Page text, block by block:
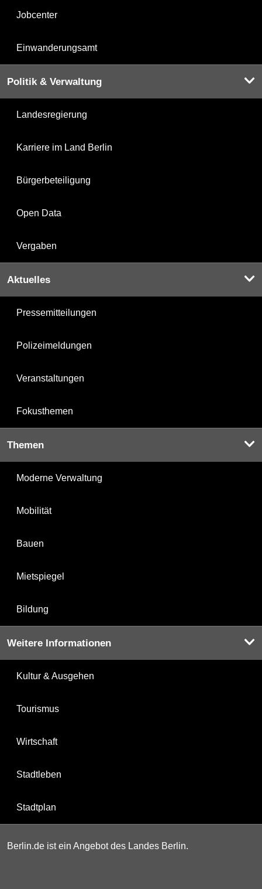
Jobcenter
Einwanderungsamt
Politik & Verwaltung
Landesregierung
Karriere im Land Berlin
Bürgerbeteiligung
Open Data
Vergaben
Aktuelles
Pressemitteilungen
Polizeimeldungen
Veranstaltungen
Fokusthemen
Themen
Moderne Verwaltung
Mobilität
Bauen
Mietspiegel
Bildung
Weitere Informationen
Kultur & Ausgehen
Tourismus
Wirtschaft
Stadtleben
Stadtplan
Berlin.de ist ein Angebot des Landes Berlin.